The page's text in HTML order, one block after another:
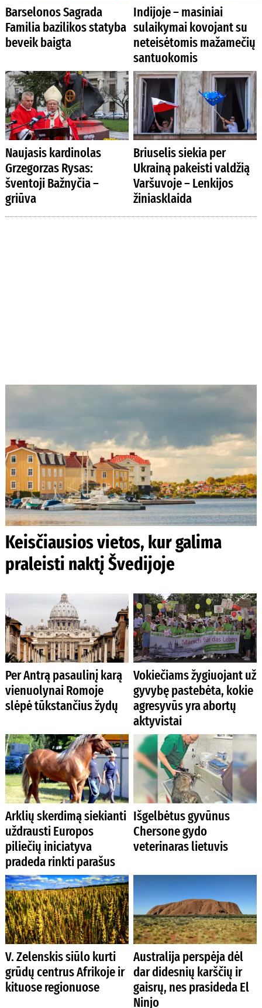
Barselonos Sagrada
Familia bazilikos statyba
beveik baigta
Indijoje – masiniai
sulaikymai kovojant su
neteisėtomis mažamečių
santuokomis
Naujasis kardinolas
Grzegorzas Rysas:
šventoji Bažnyčia –
griūva
Briuselis siekia per
Ukrainą pakeisti valdžią
Varšuvoje – Lenkijos
žiniasklaida
Keisčiausios vietos, kur galima
praleisti naktį Švedijoje
Per Antrą pasaulinį karą
vienuolynai Romoje
slėpė tūkstančius žydų
Vokiečiams žygiuojant už
gyvybę pastebėta, kokie
agresyvūs yra abortų
aktyvistai
Arklių skerdimą siekianti
uždrausti Europos
piliečių iniciatyva
pradeda rinkti parašus
Išgelbėtus gyvūnus
Chersone gydo
veterinaras lietuvis
V. Zelenskis siūlo kurti
grūdų centrus Afrikoje ir
kituose regionuose
Australija perspėja dėl
dar didesnių karščių ir
gaisrų, nes prasideda El
Ninjo